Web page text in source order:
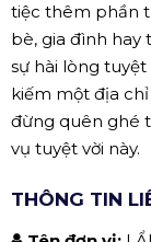
tiệc thêm phần
bè, gia đình hay
sự hài lòng
kiếm một địa chỉ
đừng quên ghé
vụ tuyệt vời này.
THÔNG TIN